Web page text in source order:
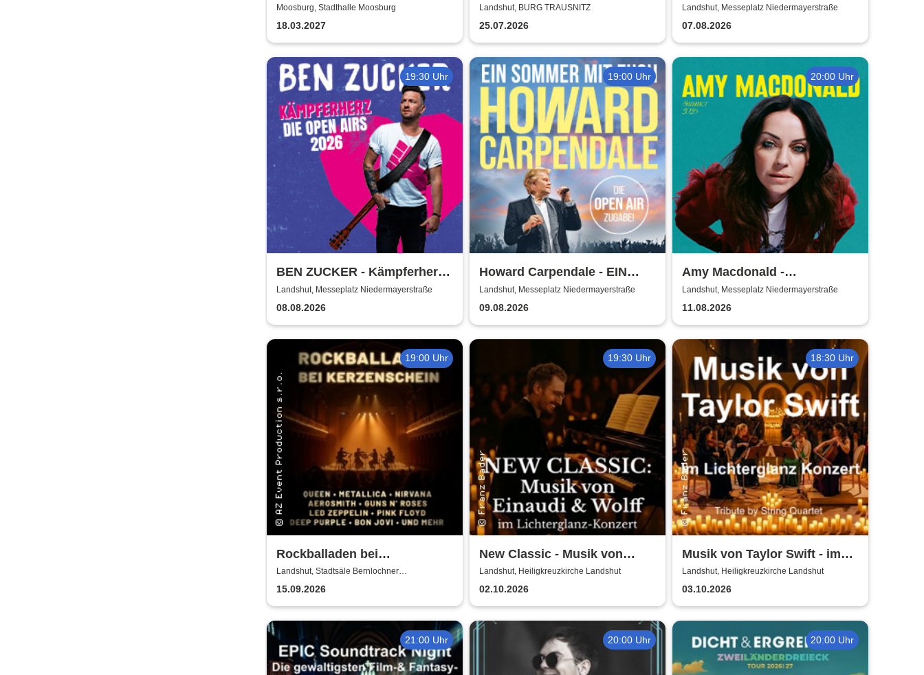
drachenstarke Musical für die
ganze Familie
Moosburg, Stadthalle Moosburg
18.03.2027
Landshut, BURG TRAUSNITZ
25.07.2026
den Straßen 2026
Landshut, Messeplatz Niedermayerstraße
07.08.2026
19:30 Uhr
BEN ZUCKER - Kämpferherz -
Die Open Airs 2026
Landshut, Messeplatz Niedermayerstraße
08.08.2026
19:00 Uhr
Howard Carpendale - EIN
SOMMER MIT EUCH – 2026
Landshut, Messeplatz Niedermayerstraße
09.08.2026
20:00 Uhr
Amy Macdonald -
Sommershows 2026
Landshut, Messeplatz Niedermayerstraße
11.08.2026
19:00 Uhr
Rockballaden bei
Kerzenschein
Landshut, Stadtsäle Bernlochner
Redoutensaal
15.09.2026
19:30 Uhr
New Classic - Musik von
Einaudi & Wolff im
Lichterglanz-Konzert
Landshut, Heiligkreuzkirche Landshut
02.10.2026
18:30 Uhr
Musik von Taylor Swift - im
Lichterglanz-Konzert - Tribute
by String Quartet
Landshut, Heiligkreuzkirche Landshut
03.10.2026
21:00 Uhr 20:00 Uhr 20:00 Uhr